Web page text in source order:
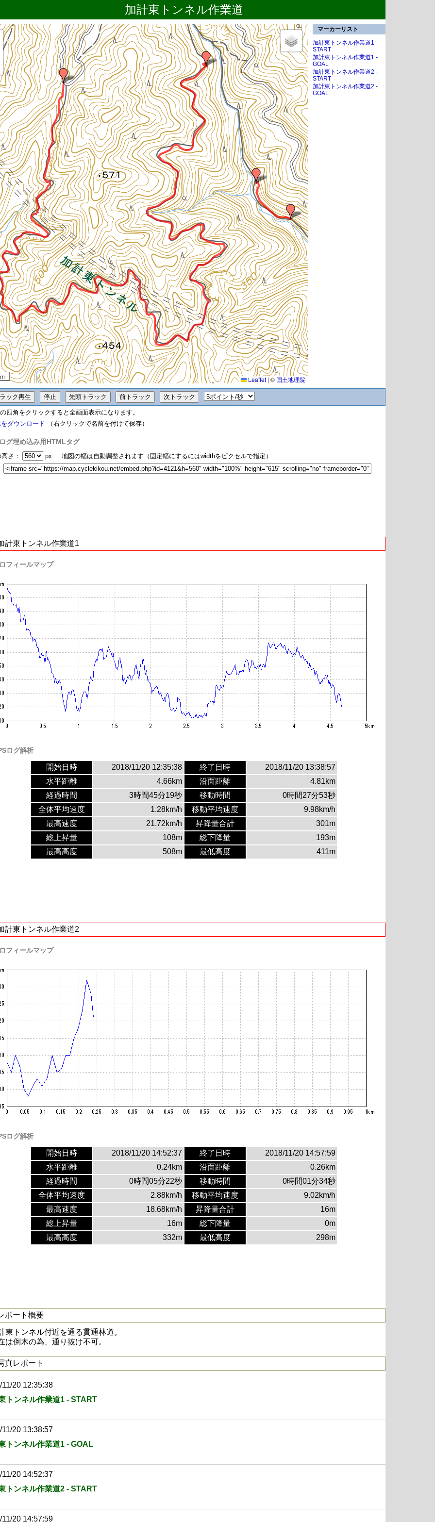
加計東トンネル作業道
Leaflet|© 国土地理院
マーカーリスト
加計東トンネル作業道1 -
START
加計東トンネル作業道1 -
GOAL
加計東トンネル作業道2 -
START
加計東トンネル作業道2 -
GOAL
四角をクリックすると全画面表示になります。
ダウンロード （右クリックで名前を付けて保存）
グ埋め込み用HTMLタグ
さ：
px 地図の幅は自動調整されます（固定幅にするにはwidthをピクセルで指定）
計東トンネル作業道1
フィールマップ
ログ解析
開始日時 2018/11/20 12:35:38 終了日時
2018/11/20 13:38:57
水平距離
4.66km 沿面距離
4.81km
経過時間
3時間45分19秒 移動時間
0時間27分53秒
全体平均速度
1.28km/h 移動平均速度
9.98km/h
最高速度
21.72km/h 昇降量合計
301m
総上昇量
108m 総下降量
193m
最高高度
508m 最低高度 411m
計東トンネル作業道2
フィールマップ
ログ解析
開始日時 2018/11/20 14:52:37 終了日時
2018/11/20 14:57:59
水平距離
0.24km 沿面距離
0.26km
経過時間
0時間05分22秒 移動時間
0時間01分34秒
全体平均速度
2.88km/h 移動平均速度
9.02km/h
最高速度
18.68km/h 昇降量合計
16m
総上昇量
16m 総下降量
0m
最高高度
332m 最低高度 298m
ポート概要
東トンネル付近を通る貫通林道。
は倒木の為、通り抜け不可。
真レポート
11/20 12:35:38
トンネル作業道1 - START
11/20 13:38:57
トンネル作業道1 - GOAL
11/20 14:52:37
トンネル作業道2 - START
11/20 14:57:59